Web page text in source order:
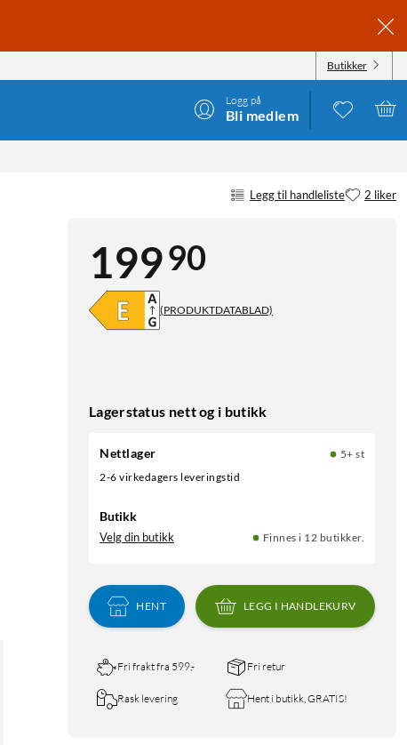
Butikker
Logg på
Bli medlem
Legg til handleliste 2 liker
19990
(PRODUKTDATABLAD)
Lagerstatus nett og i butikk
Nettlager
5+ st
2-6 virkedagers leveringstid
Butikk
Velg din butikk Finnes i 12 butikker.
HENT LEGG I HANDLEKURV
Fri frakt fra 599,- Fri retur
Rask levering Hent i butikk, GRATIS!